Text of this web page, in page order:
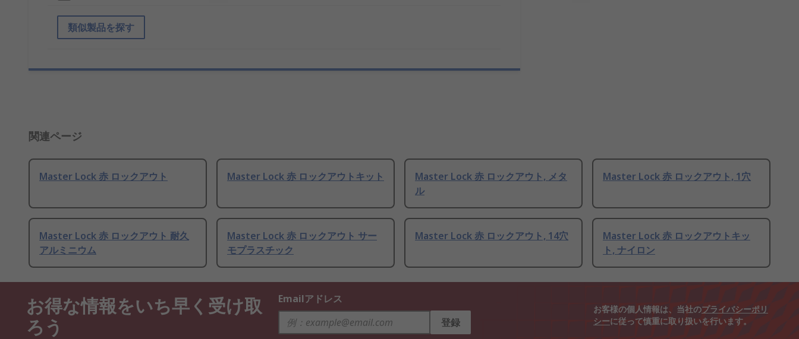
類似製品を探す
関連ページ
Master Lock 赤 ロックアウト Master Lock 赤 ロックアウトキット
Master Lock 赤 ロックアウト, メタ
ル
Master Lock 赤 ロックアウト, 1穴
Master Lock 赤 ロックアウト 耐久
アルミニウム
Master Lock 赤 ロックアウト サー
モプラスチック
Master Lock 赤 ロックアウト, 14穴
Master Lock 赤 ロックアウトキッ
ト, ナイロン
お得な情報をいち早く受け取
ろう
Emailアドレス
登録
お客様の個人情報は、当社のプライバシーポリ
シーに従って慎重に取り扱いを行います。